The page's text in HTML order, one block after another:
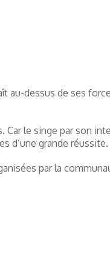
au-dessus de ses
Car le singe par son
d’une grande réussite.
par la